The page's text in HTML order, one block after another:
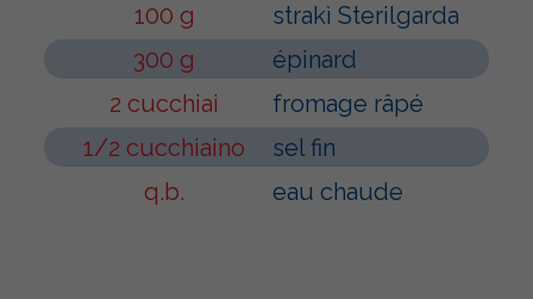
100 g
strakì Sterilgarda
300 g
épinard
2 cucchiai
fromage râpé
1/2 cucchiaino
sel fin
q.b.
eau chaude